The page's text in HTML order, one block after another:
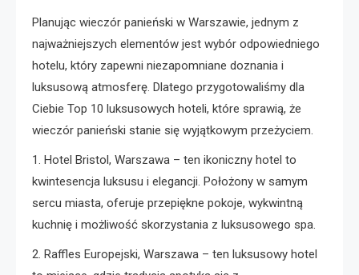
Planując wieczór panieński w Warszawie, jednym z
najważniejszych elementów jest wybór odpowiedniego
hotelu, który zapewni niezapomniane doznania i
luksusową atmosferę. Dlatego przygotowaliśmy dla
Ciebie Top 10 luksusowych hoteli, które sprawią, że
wieczór panieński stanie się wyjątkowym przeżyciem.
1. Hotel Bristol, Warszawa – ten ikoniczny hotel to
kwintesencja luksusu i elegancji. Położony w samym
sercu miasta, oferuje przepiękne pokoje, wykwintną
kuchnię i możliwość skorzystania z luksusowego spa.
2. Raffles Europejski, Warszawa – ten luksusowy hotel